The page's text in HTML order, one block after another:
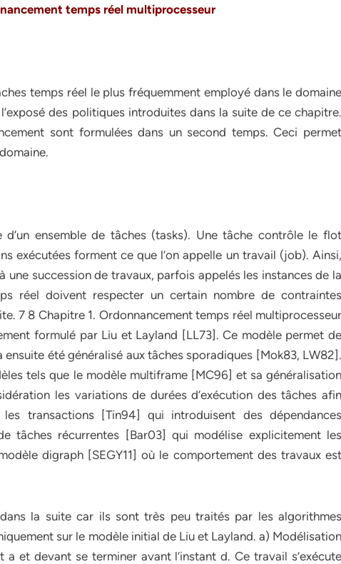
temps réel multiprocesseur
temps réel le plus fréquemment employé dans le domaine
des politiques introduites dans la suite de ce chapitre.
sont formulées dans un second temps. Ceci permet
ensemble de tâches (tasks). Une tâche contrôle le flot
exécutées forment ce que l’on appelle un travail (job). Ainsi,
une succession de travaux, parfois appelés les instances de la
réel doivent respecter un certain nombre de contraintes
7 8 Chapitre 1. Ordonnancement temps réel multiprocesseur
formulé par Liu et Layland [LL73]. Ce modèle permet de
été généralisé aux tâches sporadiques [Mok83, LW82].
tels que le modèle multiframe [MC96] et sa généralisation
les variations de durées d’exécution des tâches afin
les transactions [Tin94] qui introduisent des dépendances
tâches récurrentes [Bar03] qui modélise explicitement les
digraph [SEGY11] où le comportement des travaux est
la suite car ils sont très peu traités par les algorithmes
sur le modèle initial de Liu et Layland. a) Modélisation
et devant se terminer avant l’instant d. Ce travail s’exécute